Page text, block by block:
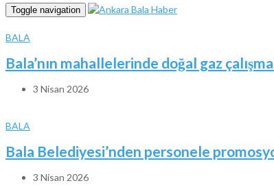
Toggle navigation
BALA
Bala’nın mahallelerinde doğal gaz
3 Nisan 2026
BALA
Bala Belediyesi’nden personele
3 Nisan 2026